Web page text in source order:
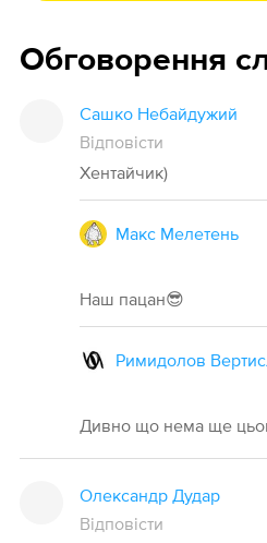
Обговорення
Сашко Небайдужий
Відповісти
Хентайчик)
Макс Мелетень
Наш пацан😎
Римидолов
Дивно що нема ще
Олександр Дудар
Відповісти